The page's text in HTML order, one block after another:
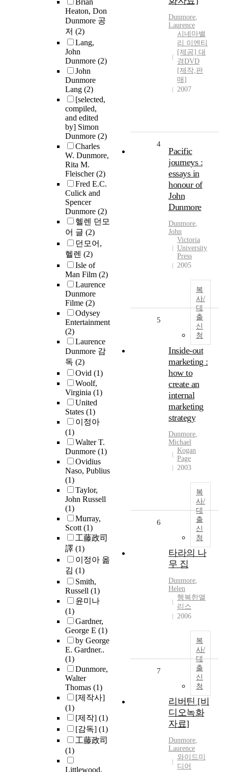
Brian
Heaton, Don
Dunmore 공
저 (2)
Lang,
John
Dunmore (2)
John
Dunmore
Lang (2)
[selected,
compiled,
and edited
by] Simon
Dunmore (2)
Charles
W. Dunmore,
Rita M.
Fleischer(2)
Fred E.C.
Culick and
Spencer
Dunmore (2)
헬렌 던모
어 글 (2)
던모어,
헬렌 (2)
Isle of
Man Film (2)
Laurence
Dunmore
Filme (2)
Odysey
Entertainment
(2)
Laurence
Dunmore 감
독 (2)
Ovid (1)
Woolf,
Virginia (1)
United
States (1)
이정아
(1)
Walter T.
Dunmore (1)
Ovidius
Naso, Publius
(1)
Taylor,
John Russell
(1)
Murray,
Scott(1)
工藤政司
譯 (1)
이정아 옮
김 (1)
Smith,
Russell (1)
윤미나
(1)
Gardner,
George E (1)
by George
E. Gardner..
(1)
Dunmore,
Walter
Thomas (1)
[제작사]
(1)
[제작] (1)
[감독] (1)
工藤政司
(1)
Littlewood,
Dunmore,
Laurence
시네마밸
리 이엔티
[제공] 대
경DVD
[제작,판
매]
2007
4
Pacific
journeys :
essays in
honour of
John
Dunmore
Dunmore,
John
Victoria
University
Press
2005
복
사/
대
출
신
청
5
Inside-out
marketing :
how to
create an
internal
marketing
strategy
Dunmore,
Michael
Kogan
Page
2003
복
사/
대
출
신
청
6
타라의 나
무 집
Dunmore,
Helen
행복한앨
리스
2006
복
사/
대
출
신
청
7
리버틴 [비
디오녹화
자료]
Dunmore,
Laurence
와이드미
디어